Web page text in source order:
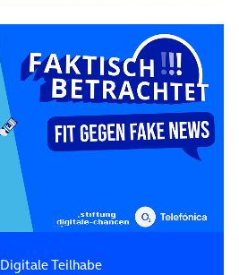
Digitale Teilhabe